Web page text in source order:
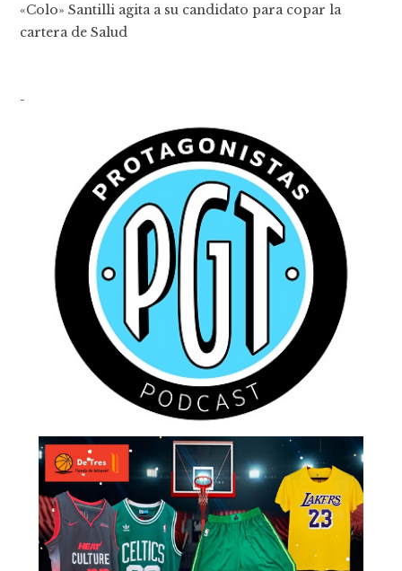
«Colo» Santilli agita a su candidato para copar la
cartera de Salud
-